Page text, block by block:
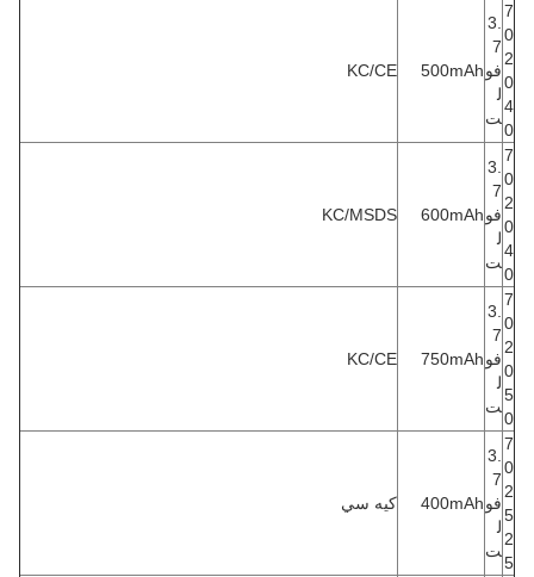
7
0
2
0
4
0
3.
7
فو
ل
ت
500mAh
KC/CE
7
0
2
0
4
0
3.
7
فو
ل
ت
600mAh
KC/MSDS
7
0
2
0
5
0
3.
7
فو
ل
ت
750mAh
KC/CE
7
0
2
5
2
5
3.
7
فو
ل
ت
400mAh كيه سي